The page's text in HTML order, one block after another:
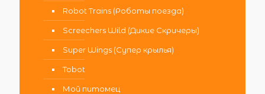
Robot Trains (Роботы поезда)
Screechers Wild (Дикие Скричеры)
Super Wings (Супер крылья)
Tobot
Мой питомец